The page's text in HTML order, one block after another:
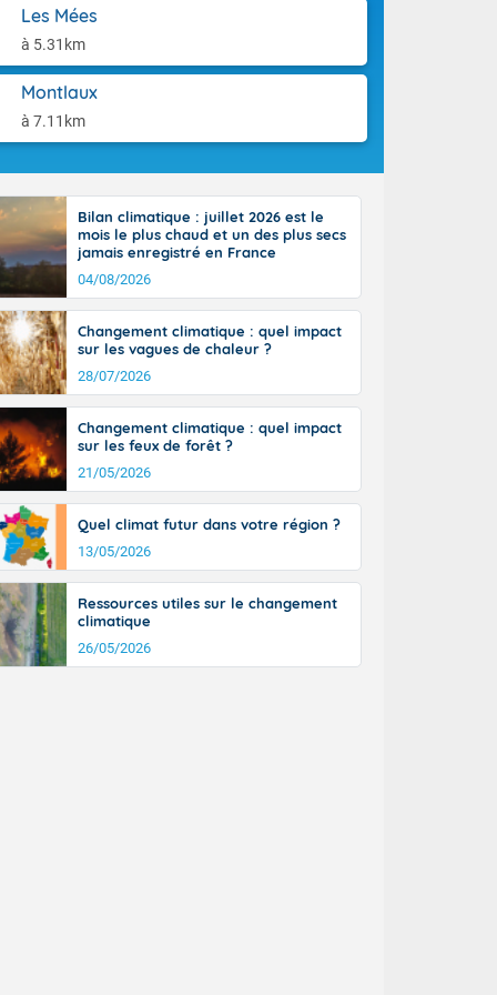
Les Mées
à 5.31km
Montlaux
à 7.11km
pays en
sur la
la chaine
par
nuageuse
Midi-
degrés
avec 34 à
et 39 à 40
Aquitaine,
de-
sont
sont
un peu
du pays en
Des
le Jura et
de
et
sur le
en
h. Côté
entre
en Anjou.
pointes
Bilan climatique : juillet 2026 est le
mois le plus chaud et un des plus secs
jamais enregistré en France
04/08/2026
Changement climatique : quel impact
sur les vagues de chaleur ?
28/07/2026
Changement climatique : quel impact
sur les feux de forêt ?
21/05/2026
Quel climat futur dans votre région ?
13/05/2026
Ressources utiles sur le changement
climatique
26/05/2026